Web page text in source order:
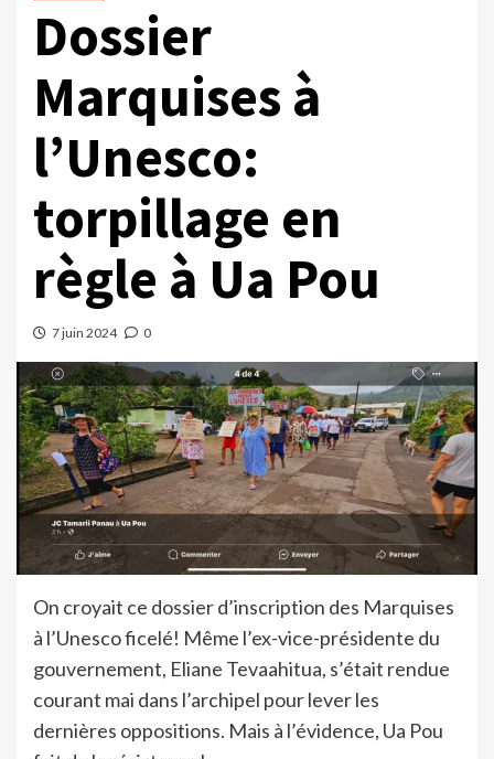
Dossier
Marquises à
l’Unesco:
torpillage en
règle à Ua Pou
7 juin 2024 0
On croyait ce dossier d’inscription des Marquises
à l’Unesco ficelé! Même l’ex-vice-présidente du
gouvernement, Eliane Tevaahitua, s’était rendue
courant mai dans l’archipel pour lever les
dernières oppositions. Mais à l’évidence, Ua Pou